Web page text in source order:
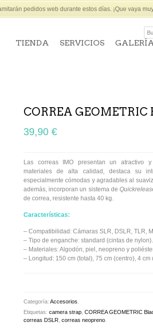
TIENDA SERVICIOS
CORREA GEOMETRIC
39,90 €
Las correas IMO presentan un atractivo
materiales de alta calidad, destaca su
especialmente cómodas y agradables al
además, incorporan un sistema de
de correa, resistente hasta 40 kg.
Características:
– Compatibilidad: Cámaras SLR, DSLR, TLR,
– Tipo de enganche: standard (cintas de nylon).
– Materiales: Algodón, piel, neopreno y
– Longitud: 150 cm (total), 75 cm (centro), 4 cm
Categoría: Accesorios
Etiquetas: camera strap CORREA GEOMETRIC
correas DSLR correas neopreno
pedidos web durante estos días. ¡Que vaya